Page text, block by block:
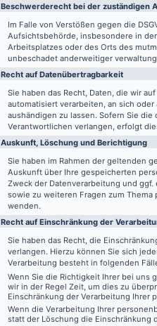
Beschwerde­recht bei der zuständigen
Im Falle von Verstößen gegen die
Aufsichtsbehörde, insbesondere in
Arbeitsplatzes oder des Orts des
unbeschadet anderweitiger
Recht auf Daten­übertrag­barkeit
Sie haben das Recht, Daten, die wir
automatisiert verarbeiten, an sich
aushändigen zu lassen. Sofern Sie
Verantwortlichen verlangen, erfolgt
Auskunft, Löschung und Berichtigung
Sie haben im Rahmen der geltenden
Auskunft über Ihre gespeicherten
Zweck der Datenverarbeitung und
sowie zu weiteren Fragen zum
wenden.
Recht auf Einschränkung der
Sie haben das Recht, die
verlangen. Hierzu können Sie sich
Verarbeitung besteht in folgenden
Wenn Sie die Richtigkeit Ihrer bei
wir in der Regel Zeit, um dies zu
Einschränkung der Verarbeitung Ihrer
Wenn die Verarbeitung Ihrer
statt der Löschung die Einschränkung